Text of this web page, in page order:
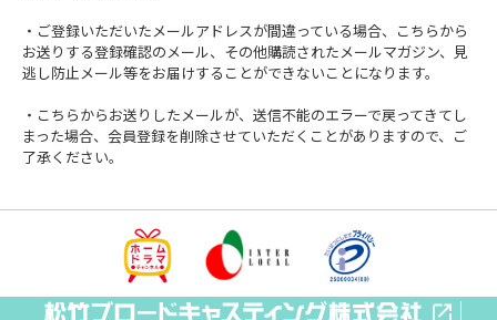
・ご登録いただいたメールアドレスが間違っている場合、こちらから
お送りする登録確認のメール、その他購読されたメールマガジン、見
逃し防止メール等をお届けすることができないことになります。
・こちらからお送りしたメールが、送信不能のエラーで戻ってきてし
まった場合、会員登録を削除させていただくことがありますので、ご
了承ください。